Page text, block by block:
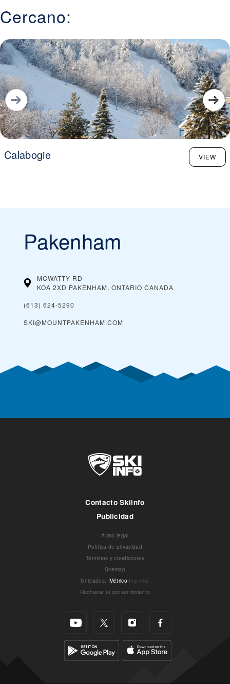
Cercano:
Calabogie VIEW
Pakenham
MCWATTY RD
KOA 2XD PAKENHAM, ONTARIO CANADA
(613) 624-5290
SKI@MOUNTPAKENHAM.COM
Contacto Skiinfo
Publicidad
Aviso legal
Política de privacidad
Términos y condiciones
Sitemap
Unidades: Métrico Imperial
Rechazar el consentimiento